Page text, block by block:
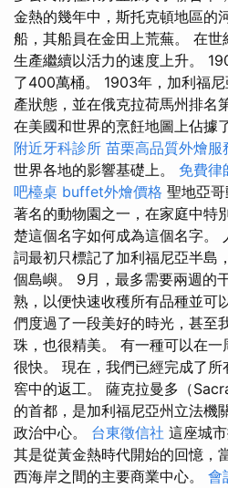
金熱的幾年中，斯托克頓地區的
船，其船員在金田上荒蕪。 在
生產繼續以活力的速度上升。
了400萬桶。 1903年，加利福
產狀態，並在俄克拉荷馬州排名
在美國和世界的烹飪地圖上佔據
附近牙科診所 苗栗高品質外燴服
世界各地的影響基礎上。 免費律
吧檯桌 buffet外燴價格 聖地亞
著名的動物園之一，在家庭中特
楚這個名字如何成為這個名字。
詞最初只標記了加利福尼亞半島
個島嶼。 9月，最多需要兩週的
熟，以便快速收穫所有品種並可
們度過了一段美好的時光，甚至
珠，也很精美。 有一種可以在
很快。 現在，我們已經完成了
窖中的返工。 薩克拉曼多（
的首都，是加利福尼亞州立法機
政治中心。 台東徵信社 這座城
其是從黃金熱時代開始的回憶，
西海岸之間的主要商業中心。 會